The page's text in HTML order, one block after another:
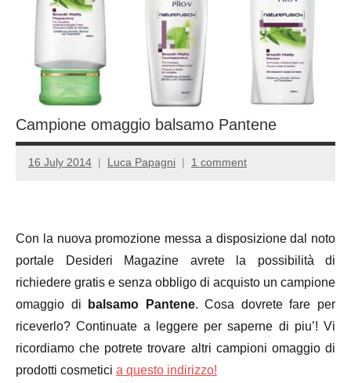
Campione omaggio balsamo Pantene
16 July 2014 Luca Papagni 1 comment
Con la nuova promozione messa a disposizione dal noto
portale Desideri Magazine avrete la possibilità di
richiedere gratis e senza obbligo di acquisto un campione
omaggio di
balsamo Pantene. Cosa dovrete fare per
riceverlo? Continuate a leggere per saperne di piu’! Vi
ricordiamo che potrete trovare altri campioni omaggio di
prodotti cosmetici a questo indirizzo!